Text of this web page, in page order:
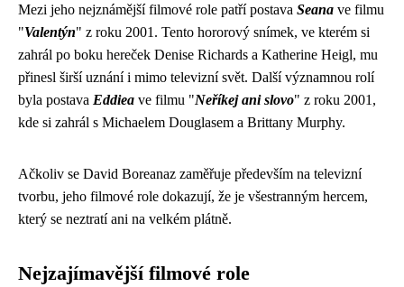
Mezi jeho nejznámější filmové role patří postava Seana ve filmu
"Valentýn" z roku 2001. Tento hororový snímek, ve kterém si
zahrál po boku hereček Denise Richards a Katherine Heigl, mu
přinesl širší uznání i mimo televizní svět. Další významnou rolí
byla postava Eddiea ve filmu "Neříkej ani slovo" z roku 2001,
kde si zahrál s Michaelem Douglasem a Brittany Murphy.
Ačkoliv se David Boreanaz zaměřuje především na televizní
tvorbu, jeho filmové role dokazují, že je všestranným hercem,
který se neztratí ani na velkém plátně.
Nejzajímavější filmové role